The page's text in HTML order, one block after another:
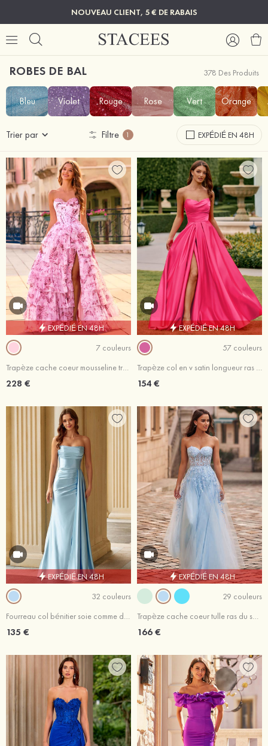
NOUVEAU CLIENT, 5 € DE RABAIS
ROBES DE BAL 378 Des Produits
Bleu Violet Rouge Rose Vert Orange
Trier par Filtre 1 EXPÉDIÉ EN 48H
EXPÉDIÉ EN 48H
7 couleurs
Trapèze cache coeur mousseline traîne balayage robe de bal avec plissé volants
228 €
EXPÉDIÉ EN 48H
57 couleurs
Trapèze col en v satin longueur ras du sol robe de bal avec plissé fendue
154 €
EXPÉDIÉ EN 48H
32 couleurs
Fourreau col bénitier soie comme du satin traîne balayage robe de bal avec plissé drapé latéral
135 €
EXPÉDIÉ EN 48H
29 couleurs
Trapèze cache coeur tulle ras du sol robe de bal avec appliqué
166 €